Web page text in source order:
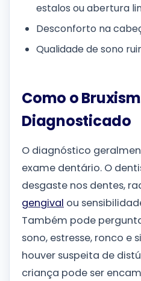
estalos ou abertura
Desconforto na
Qualidade de sono
Como o
Diagnosticado
O diagnóstico
exame dentário. O
desgaste nos dentes,
gengival ou
Também pode
sono, estresse, ronco e
houver suspeita de
criança pode ser